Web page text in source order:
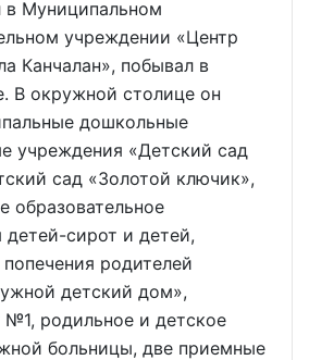
в Муниципальном
учреждении «Центр
Канчалан», побывал в
В окружной столице он
дошкольные
учреждения «Детский сад
сад «Золотой ключик»,
образовательное
сирот и детей,
родителей
детский дом»,
родильное и детское
больницы, две приемные